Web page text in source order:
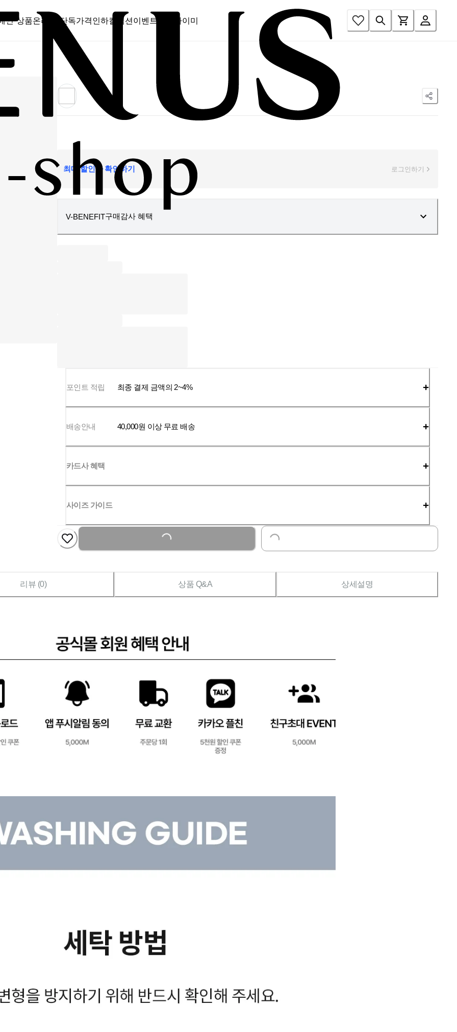
인 상품온라인 단독가격인하컬렉션이벤트 스캔바이미
최대 할인가 확인하기 로그인하기
V-BENEFIT구매감사 혜택
포인트 적립 최종 결제 금액의 2~4%
배송안내 40,000원 이상 무료 배송
카드사 혜택
사이즈 가이드
Loading... Loading...
리뷰 (0) 상품 Q&A 상세설명